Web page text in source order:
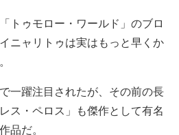
トゥモロー・ワールド」のブロ
ニャリトゥは実はもっと早くか
一躍注目されたが、その前の長
ス・ペロス」も傑作として有名
品だ。